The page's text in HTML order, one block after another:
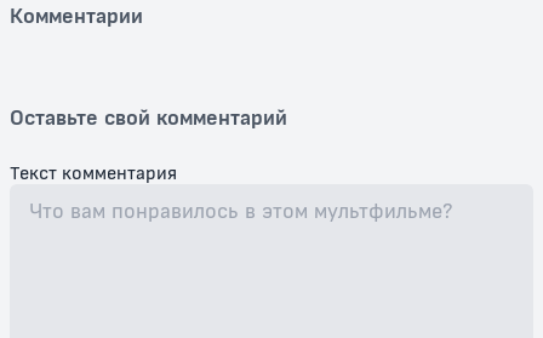
Комментарии
Оставьте свой комментарий
Текст комментария